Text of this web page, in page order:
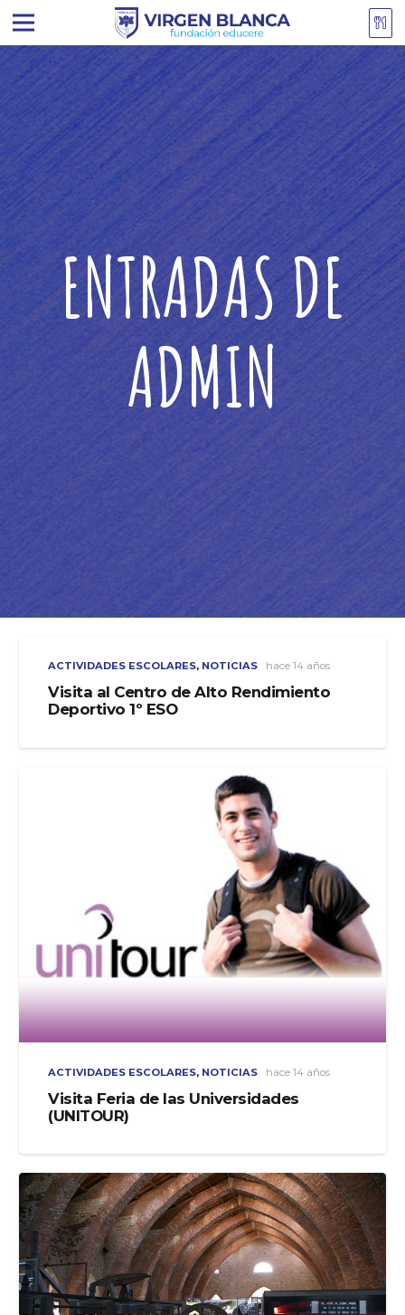
ENTRADAS DE
ADMIN
ACTIVIDADES ESCOLARES, NOTICIAS hace 14 años
Visita al Centro de Alto Rendimiento
Deportivo 1º ESO
ACTIVIDADES ESCOLARES, NOTICIAS hace 14 años
Visita Feria de las Universidades
(UNITOUR)